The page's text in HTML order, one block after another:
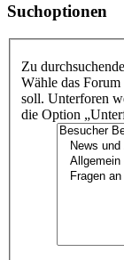
Suchoptionen
Zu
Wähle das Forum
soll. Unterforen
die Option